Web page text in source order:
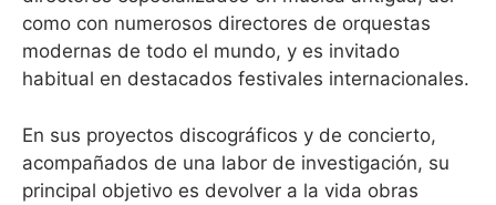
como con numerosos directores de orquestas
modernas de todo el mundo, y es invitado
habitual en destacados festivales internacionales.
En sus proyectos discográficos y de concierto,
acompañados de una labor de investigación, su
principal objetivo es devolver a la vida obras